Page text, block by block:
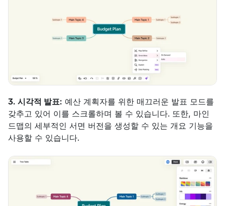
3. 시각적 발표: 예산 계획자를 위한 매끄러운 발표 모드를
갖추고 있어 이를 스크롤하며 볼 수 있습니다. 또한, 마인
드맵의 세부적인 서면 버전을 생성할 수 있는 개요 기능을
사용할 수 있습니다.